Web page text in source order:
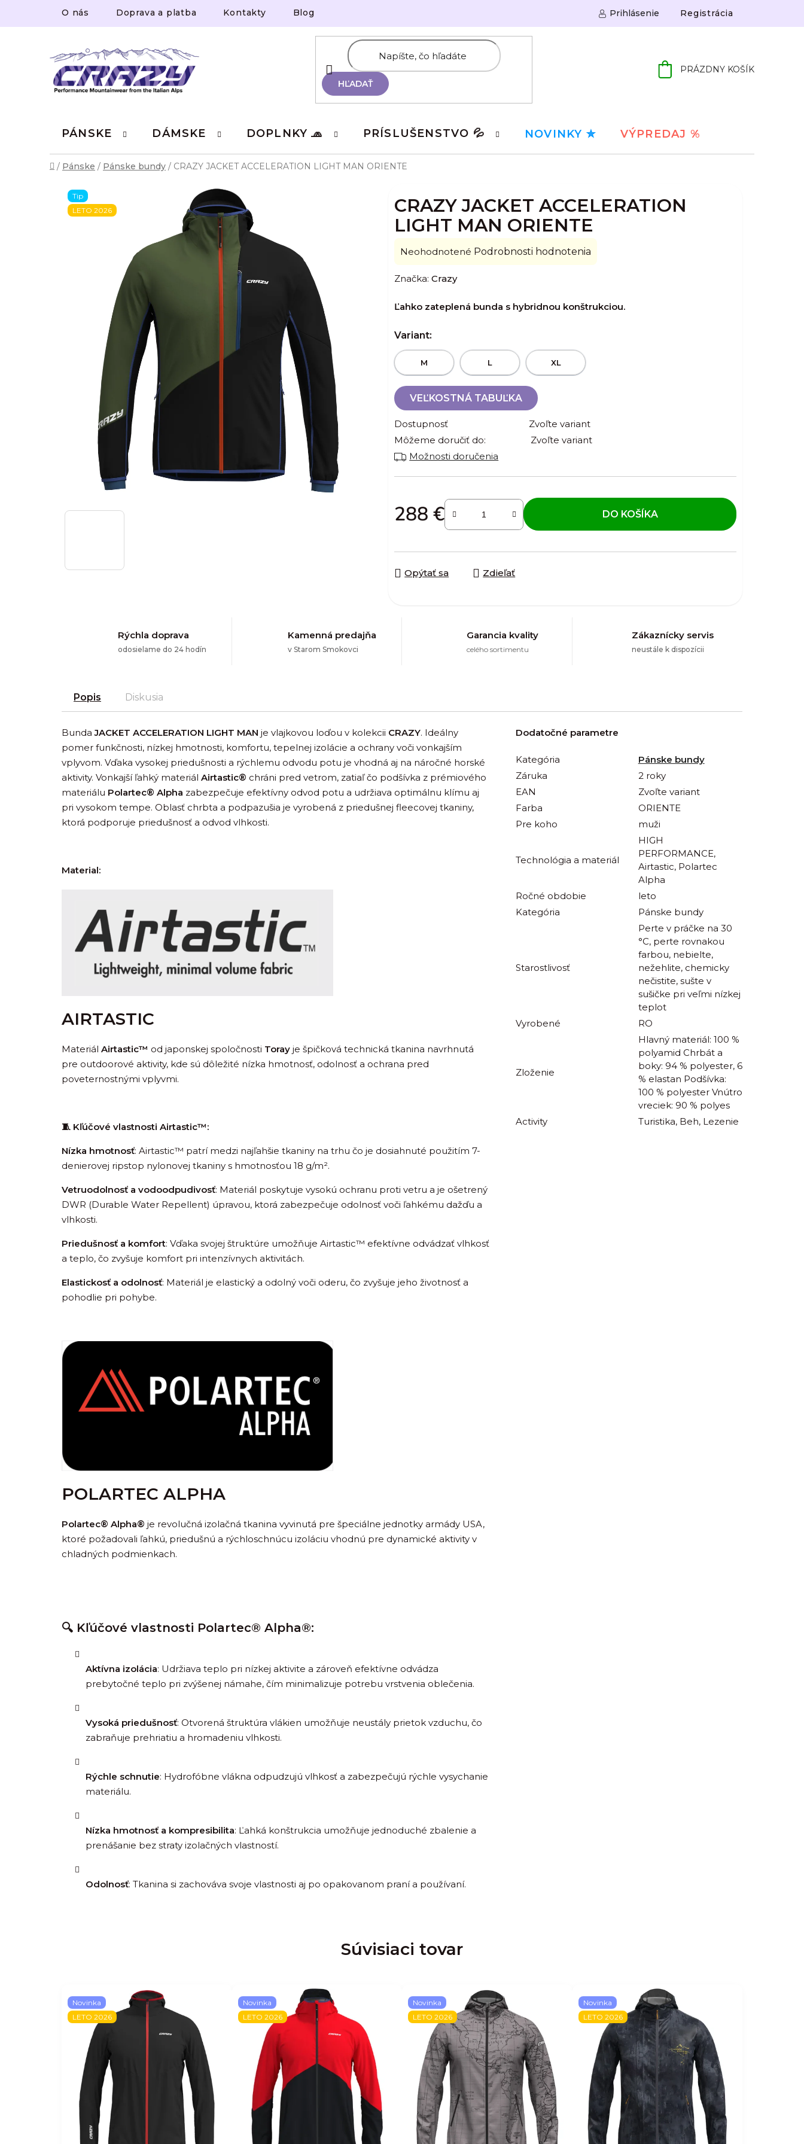
obsah
O nás Doprava a platba Kontakty Blog Prihlásenie Registrácia
HĽADAŤ
PRÁZDNY KOŠÍK
PÁNSKE DÁMSKE DOPLNKY 🧢 PRÍSLUŠENSTVO 💦 NOVINKY ✮ VÝPREDAJ %
Domov
/ Pánske / Pánske bundy / CRAZY JACKET ACCELERATION LIGHT MAN ORIENTE
CRAZY JACKET ACCELERATION
LIGHT MAN ORIENTE
Priemerné
produktu
0,0
5
hviezdičiek.
Neohodnotené Podrobnosti hodnotenia
Značka:Crazy
Ľahko zateplená bunda s hybridnou konštrukciou.
Variant:
M L XL
VEĽKOSTNÁ TABUĽKA
Dostupnosť
Zvoľte variant
Môžeme doručiť do:
Zvoľte variant
Možnosti doručenia
288 €
Jednotková cena:
DO KOŠÍKA
Opýtať sa Zdieľať
Tip
LETO 2026
Rýchla doprava
odosielame do 24 hodín
Kamenná predajňa
v Starom Smokovci
Garancia kvality
celého sortimentu
Zákaznícky servis
neustále k dispozícii
Popis Diskusia
BundaJACKET ACCELERATION LIGHT MAN je vlajkovou loďou v kolekcii CRAZY. Ideálny
pomer funkčnosti, nízkej hmotnosti, komfortu, tepelnej izolácie a ochrany voči vonkajším
vplyvom. Vďaka vysokej priedušnosti a rýchlemu odvodu potu je vhodná aj na náročné horské
aktivity. Vonkajší ľahký materiál Airtastic® chráni pred vetrom, zatiaľ čo podšívka z prémiového
materiálu Polartec® Alpha zabezpečuje efektívny odvod potu a udržiava optimálnu klímu aj
pri vysokom tempe. Oblasť chrbta a podpazušia je vyrobená z priedušnej fleecovej tkaniny,
ktorá podporuje priedušnosť a odvod vlhkosti.
Material:
AIRTASTIC
Materiál Airtastic™ od japonskej spoločnosti Toray je špičková technická tkanina navrhnutá
pre outdoorové aktivity, kde sú dôležité nízka hmotnosť, odolnosť a ochrana pred
poveternostnými vplyvmi.
🧵 Kľúčové vlastnosti Airtastic™:
Nízka hmotnosť: Airtastic™ patrí medzi najľahšie tkaniny na trhu čo je dosiahnuté použitím 7-
denierovej ripstop nylonovej tkaniny s hmotnosťou 18 g/m².
Vetruodolnosť a vodoodpudivosť: Materiál poskytuje vysokú ochranu proti vetru a je ošetrený
DWR (Durable Water Repellent) úpravou, ktorá zabezpečuje odolnosť voči ľahkému dažďu a
vlhkosti.
Priedušnosť a komfort: Vďaka svojej štruktúre umožňuje Airtastic™ efektívne odvádzať vlhkosť
a teplo, čo zvyšuje komfort pri intenzívnych aktivitách.
Elastickosť a odolnosť: Materiál je elastický a odolný voči oderu, čo zvyšuje jeho životnosť a
pohodlie pri pohybe.
POLARTEC ALPHA
Polartec® Alpha® je revolučná izolačná tkanina vyvinutá pre špeciálne jednotky armády USA,
ktoré požadovali ľahkú, priedušnú a rýchloschnúcu izoláciu vhodnú pre dynamické aktivity v
chladných podmienkach.
🔍 Kľúčové vlastnosti Polartec® Alpha®:
Aktívna izolácia: Udržiava teplo pri nízkej aktivite a zároveň efektívne odvádza
prebytočné teplo pri zvýšenej námahe, čím minimalizuje potrebu vrstvenia oblečenia.
Vysoká priedušnosť: Otvorená štruktúra vlákien umožňuje neustály prietok vzduchu, čo
zabraňuje prehriatiu a hromadeniu vlhkosti.
Rýchle schnutie: Hydrofóbne vlákna odpudzujú vlhkosť a zabezpečujú rýchle vysychanie
materiálu.
Nízka hmotnosť a kompresibilita: Ľahká konštrukcia umožňuje jednoduché zbalenie a
prenášanie bez straty izolačných vlastností.
Odolnosť: Tkanina si zachováva svoje vlastnosti aj po opakovanom praní a používaní.
Dodatočné parametre
Kategória
Pánske bundy
Záruka
2 roky
EAN
Zvoľte variant
Farba
ORIENTE
Pre koho
muži
Technológia a materiál
HIGH
PERFORMANCE,
Airtastic, Polartec
Alpha
Ročné obdobie
leto
Kategória
Pánske bundy
Starostlivosť
Perte v práčke na 30
°C, perte rovnakou
farbou, nebielte,
nežehlite, chemicky
nečistite, sušte v
sušičke pri veľmi nízkej
teplot
Vyrobené
RO
Zloženie
Hlavný materiál: 100 %
polyamid Chrbát a
boky: 94 % polyester, 6
% elastan Podšívka:
100 % polyester Vnútro
vreciek: 90 % polyes
Activity
Turistika, Beh, Lezenie
Súvisiaci tovar
Novinka
LETO 2026
Novinka
LETO 2026
Novinka
LETO 2026
Novinka
LETO 2026